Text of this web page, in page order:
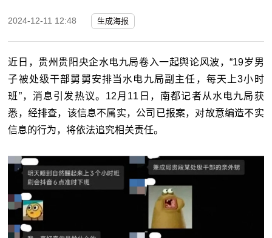
2024-12-11 12:48 生成海报
近日，贵州贵阳央企水电九局卷入一起舆论风波，“19岁男
子被处级干部舅舅安排当水电九局副主任，每天上3小时
班”，消息引发热议。12月11日，南都记者从水电九局获
悉，经排查，该信息不属实，公司已报案，对故意编造不实
信息的行为，将依法追究相关责任。